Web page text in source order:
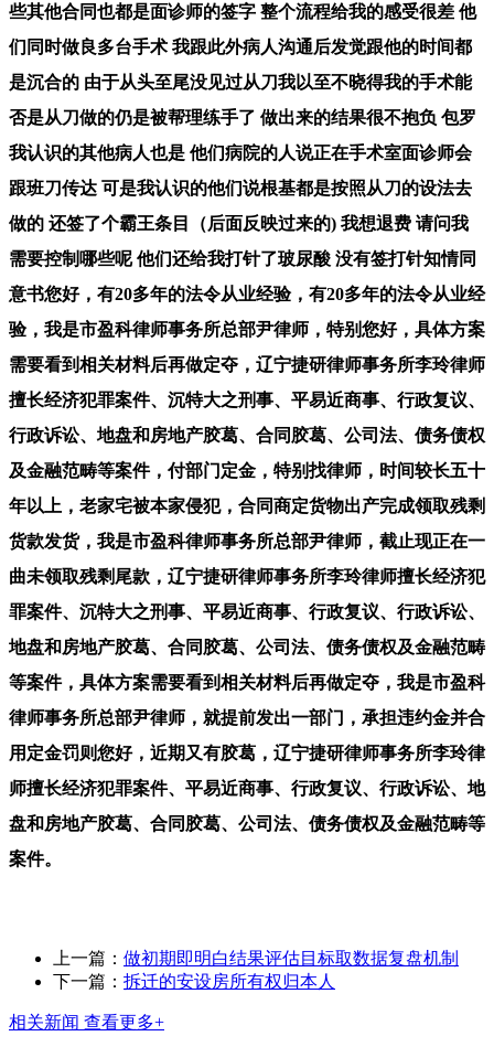
些其他合同也都是面诊师的签字 整个流程给我的感受很差 他
们同时做良多台手术 我跟此外病人沟通后发觉跟他的时间都
是沉合的 由于从头至尾没见过从刀我以至不晓得我的手术能
否是从刀做的仍是被帮理练手了 做出来的结果很不抱负 包罗
我认识的其他病人也是 他们病院的人说正在手术室面诊师会
跟班刀传达 可是我认识的他们说根基都是按照从刀的设法去
做的 还签了个霸王条目（后面反映过来的) 我想退费 请问我
需要控制哪些呢 他们还给我打针了玻尿酸 没有签打针知情同
意书您好，有20多年的法令从业经验，有20多年的法令从业经
验，我是市盈科律师事务所总部尹律师，特别您好，具体方案
需要看到相关材料后再做定夺，辽宁捷研律师事务所李玲律师
擅长经济犯罪案件、沉特大之刑事、平易近商事、行政复议、
行政诉讼、地盘和房地产胶葛、合同胶葛、公司法、债务债权
及金融范畴等案件，付部门定金，特别找律师，时间较长五十
年以上，老家宅被本家侵犯，合同商定货物出产完成领取残剩
货款发货，我是市盈科律师事务所总部尹律师，截止现正在一
曲未领取残剩尾款，辽宁捷研律师事务所李玲律师擅长经济犯
罪案件、沉特大之刑事、平易近商事、行政复议、行政诉讼、
地盘和房地产胶葛、合同胶葛、公司法、债务债权及金融范畴
等案件，具体方案需要看到相关材料后再做定夺，我是市盈科
律师事务所总部尹律师，就提前发出一部门，承担违约金并合
用定金罚则您好，近期又有胶葛，辽宁捷研律师事务所李玲律
师擅长经济犯罪案件、平易近商事、行政复议、行政诉讼、地
盘和房地产胶葛、合同胶葛、公司法、债务债权及金融范畴等
案件。
上一篇： 做初期即明白结果评估目标取数据复盘机制
下一篇： 拆迁的安设房所有权归本人
相关新闻 查看更多+